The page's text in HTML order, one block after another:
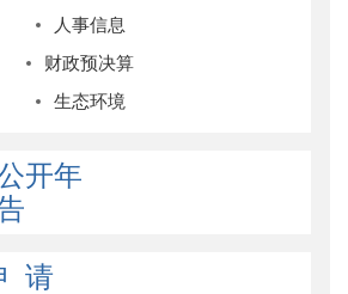
人事信息
财政预决算
生态环境
开年
请